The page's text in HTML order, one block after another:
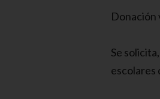
Donación
Se
escolares